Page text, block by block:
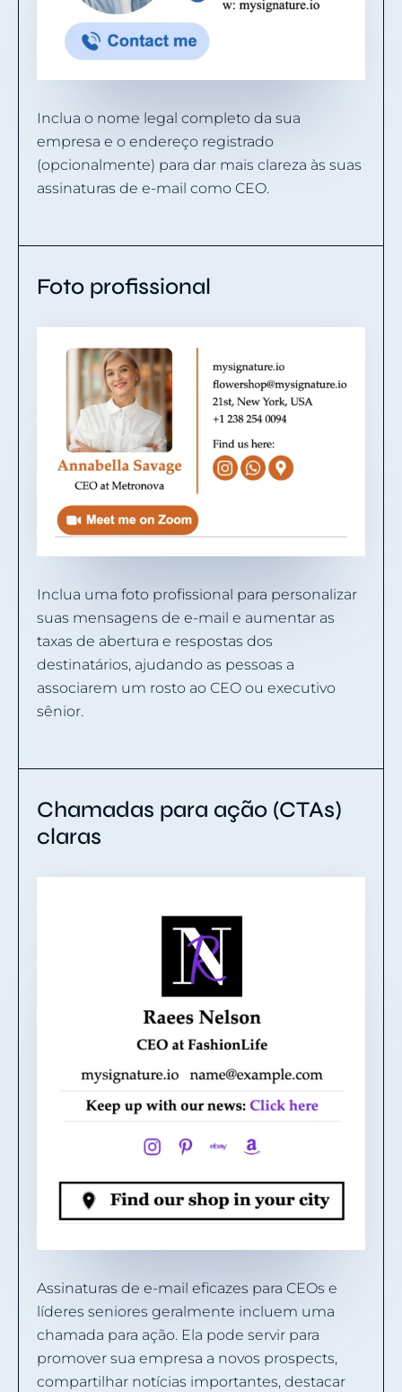
Inclua o nome legal completo da sua
empresa e o endereço registrado
(opcionalmente) para dar mais clareza às suas
assinaturas de e-mail como CEO.
Foto profissional
Inclua uma foto profissional para personalizar
suas mensagens de e-mail e aumentar as
taxas de abertura e respostas dos
destinatários, ajudando as pessoas a
associarem um rosto ao CEO ou executivo
sênior.
Chamadas para ação (CTAs)
claras
Assinaturas de e-mail eficazes para CEOs e
líderes seniores geralmente incluem uma
chamada para ação. Ela pode servir para
promover sua empresa a novos prospects,
compartilhar notícias importantes, destacar